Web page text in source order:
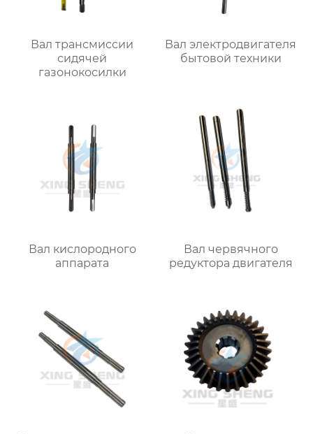
Вал трансмиссии
сидячей
газонокосилки
Вал электродвигателя
бытовой техники
Вал кислородного
аппарата
Вал червячного
редуктора двигателя